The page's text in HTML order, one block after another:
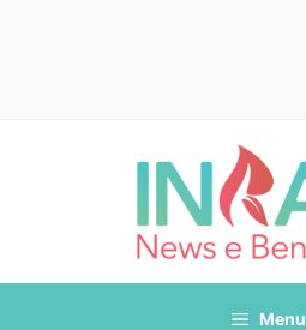
Menu